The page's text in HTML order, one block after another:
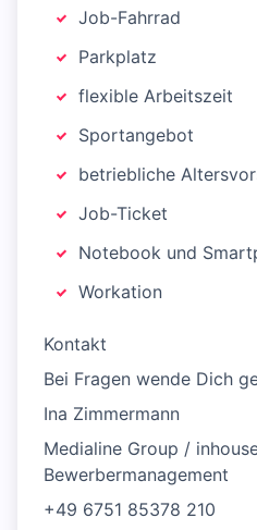
Job-Fahrrad
Parkplatz
flexible Arbeitszeit
Sportangebot
betriebliche
Job-Ticket
Notebook und
Workation
Kontakt
Bei Fragen wende Dich
Ina Zimmermann
Medialine Group /
Bewerbermanagement
+49 6751 85378 210